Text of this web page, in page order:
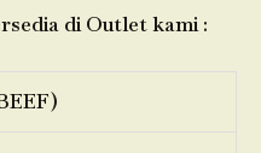
di Outlet kami :